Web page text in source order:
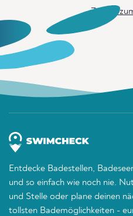
Zurück
Entdecke Badestellen,
und so einfach wie noch nie.
und Stelle oder plane deinen
tollsten Bademöglichkeiten -